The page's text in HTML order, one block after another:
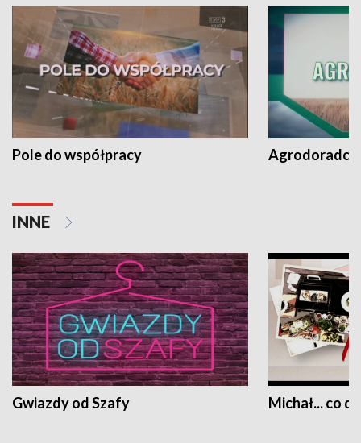
Pole do współpracy Agrodoradcy
INNE
Gwiazdy od Szafy Michał... co